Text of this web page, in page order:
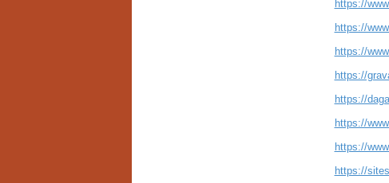
https://
https://
https://
https://
https://
https://
https://
https://